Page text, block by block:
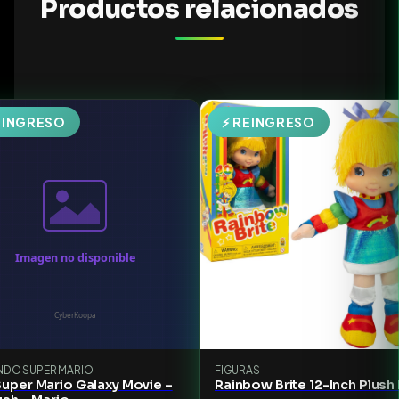
Productos relacionados
SUPER MARIO
Mario Galaxy Movie –
⚡ REINGRESO
FIGURAS
Rainbow Brite 12-Inch Plush